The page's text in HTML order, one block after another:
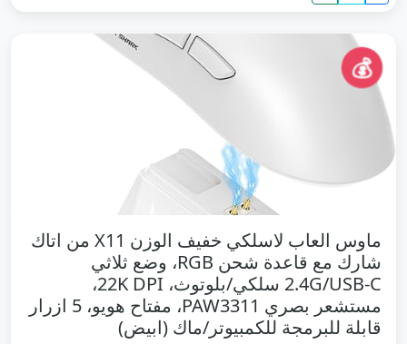
💰
ماوس العاب لاسلكي خفيف الوزن X11 من اتاك
شارك مع قاعدة شحن RGB، وضع ثلاثي
2.4G/USB-C سلكي/بلوتوث، 22K DPI،
مستشعر بصري PAW3311، مفتاح هويو، 5 ازرار
قابلة للبرمجة للكمبيوتر/ماك (ابيض)